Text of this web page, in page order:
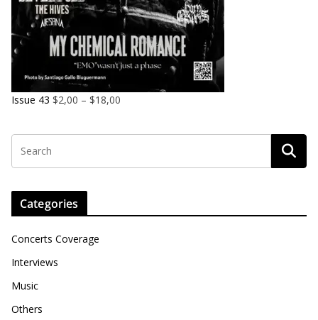
Issue 43 $2,00 – $18,00
Categories
Concerts Coverage
Interviews
Music
Others